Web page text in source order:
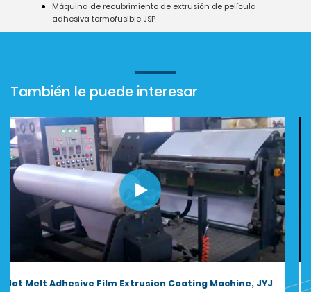
Máquina de recubrimiento de extrusión de película
adhesiva termofusible JSP
También le puede interesar
Butyl Sealant Tape Extrusion Coating Machine